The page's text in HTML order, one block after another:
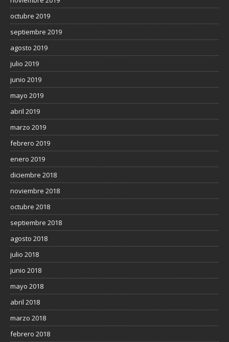
octubre 2019
septiembre 2019
agosto 2019
julio 2019
junio 2019
mayo 2019
abril 2019
marzo 2019
febrero 2019
enero 2019
diciembre 2018
noviembre 2018
octubre 2018
septiembre 2018
agosto 2018
julio 2018
junio 2018
mayo 2018
abril 2018
marzo 2018
febrero 2018